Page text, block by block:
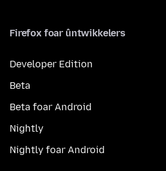
Firefox foar ûntwikkelers
Developer Edition
Beta
Beta foar Android
Nightly
Nightly foar Android